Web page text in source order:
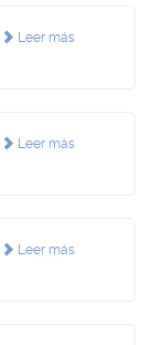
Leer más
Leer más
Leer más